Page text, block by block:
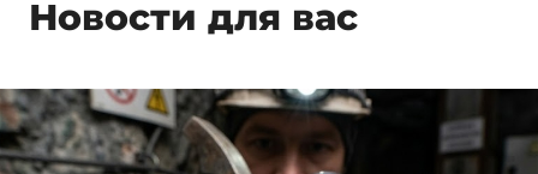
Новости для вас